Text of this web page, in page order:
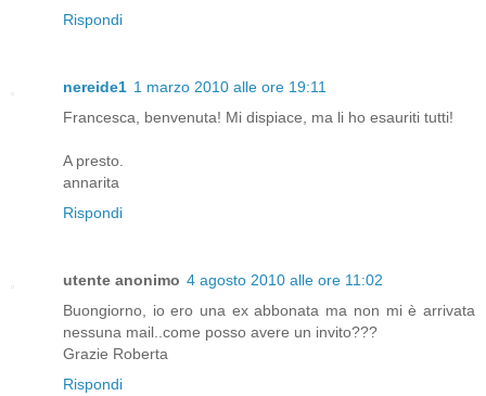
Rispondi
nereide1 1 marzo 2010 alle ore 19:11
Francesca, benvenuta! Mi dispiace, ma li ho esauriti tutti!
A presto.
annarita
Rispondi
utente anonimo 4 agosto 2010 alle ore 11:02
Buongiorno, io ero una ex abbonata ma non mi è arrivata
nessuna mail..come posso avere un invito???
Grazie Roberta
Rispondi